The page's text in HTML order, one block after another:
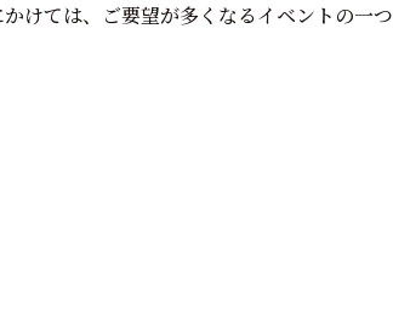
けては、ご要望が多くなるイベントの一つ